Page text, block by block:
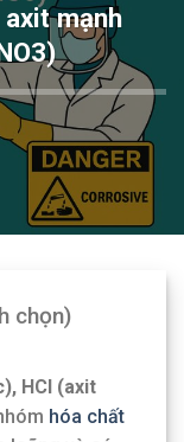
mạnh
chọn)
HCl (axit
hóa chất